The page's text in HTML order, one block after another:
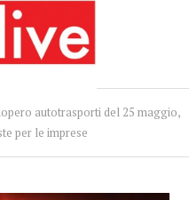
autotrasporti del 25 maggio,
per le imprese